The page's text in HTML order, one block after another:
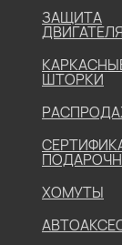
ЗАЩИТА
ДВИГАТЕЛЯ
ШТОРКИ
ХОМУТЫ